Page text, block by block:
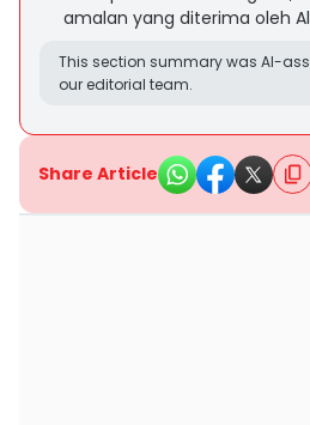
amalan yang diterima oleh
This section summary was AI-
our editorial team.
Share Article